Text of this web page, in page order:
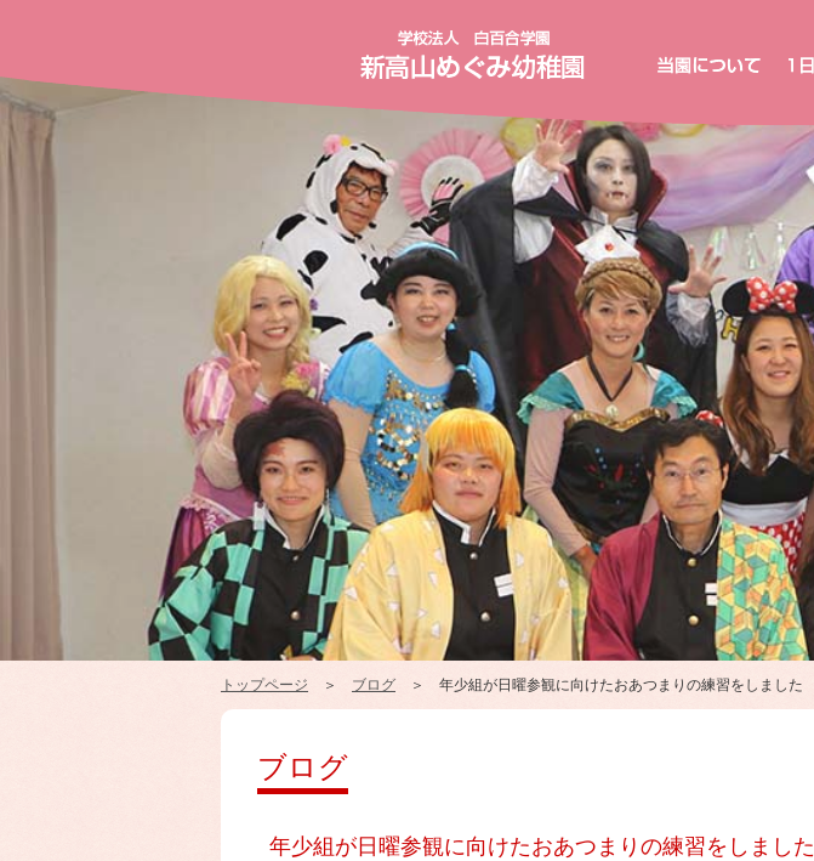
山
め
ぐ
み
幼
稚
園
トップページ ＞ ブログ ＞ 年少組が日曜参観に向けたおあつまりの練習をしました
ブログ
年少組が日曜参観に向けたおあつまりの練習をしました